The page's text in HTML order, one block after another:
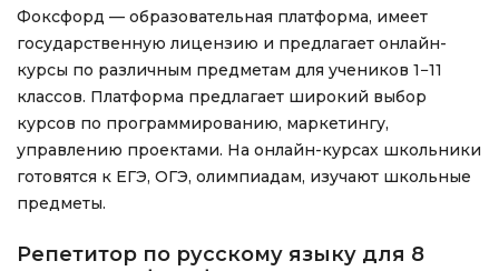
Фоксфорд — образовательная платформа, имеет
государственную лицензию и предлагает онлайн-
курсы по различным предметам для учеников 1−11
классов. Платформа предлагает широкий выбор
курсов по программированию, маркетингу,
управлению проектами. На онлайн-курсах школьники
готовятся к ЕГЭ, ОГЭ, олимпиадам, изучают школьные
предметы.
Репетитор по русскому языку для 8